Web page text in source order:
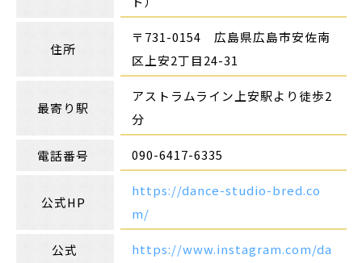
住所
〒 731-0154 広島県広島市安佐南
区上安2丁目24-31
最寄り駅
アストラムライン上安駅より徒歩2
分
電話番号 090-6417-6335
公式HP
https://dance-studio-bred.co
m/
公式
https://www.instagram.com/da